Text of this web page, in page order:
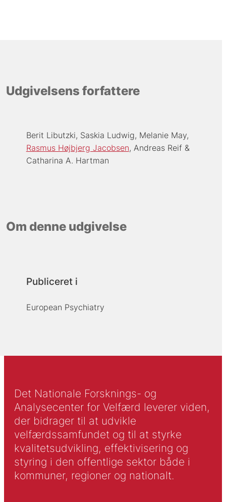
Udgivelsens forfattere
Berit Libutzki Saskia Ludwig Melanie May
Rasmus Højbjerg Jacobsen Andreas Reif
Catharina A. Hartman
Om denne udgivelse
Publiceret i
European Psychiatry
Det Nationale Forsknings- og
Analysecenter for Velfærd leverer viden,
der bidrager til at udvikle
velfærdssamfundet og til at styrke
kvalitetsudvikling, effektivisering og
styring i den offentlige sektor både i
kommuner, regioner og nationalt.